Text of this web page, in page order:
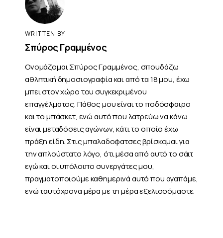
WRITTEN BY
Σπύρος Γραμμένος
Ονομάζομαι Σπύρος Γραμμένος, σπουδάζω
αθλητική δημοσιογραφία και από τα 18 μου, έχω
μπει στον χώρο του συγκεκριμένου
επαγγέλματος. Πάθος μου είναι το ποδόσφαιρο
και το μπάσκετ, ενώ αυτό που λατρεύω να κάνω
είναι μεταδόσεις αγώνων, κάτι το οποίο έχω
πράξη είδη. Στις μπαλαδοφατσες βρίσκομαι για
την απλούστατο λόγο, ότι μέσα από αυτό το σάιτ
εγώ και οι υπόλοιπο συνεργάτες μου,
πραγματοποιούμε καθημερινά αυτό που αγαπάμε,
ενώ ταυτόχρονα μέρα με τη μέρα εξελισσόμαστε.